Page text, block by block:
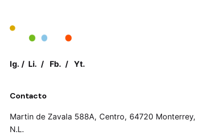
Ig. / Li. / Fb. / Yt.
Contacto
Martin de Zavala 588A, Centro, 64720 Monterrey,
N.L.